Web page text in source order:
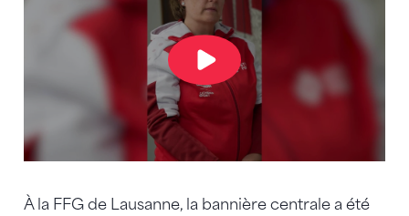
À la FFG de Lausanne, la bannière centrale a été